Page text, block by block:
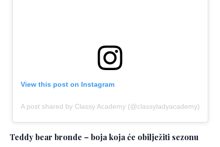
View this post on Instagram
A post shared by Classy Academy (@classyladyacademy)
Teddy bear bronde – boja koja će obilježiti sezonu